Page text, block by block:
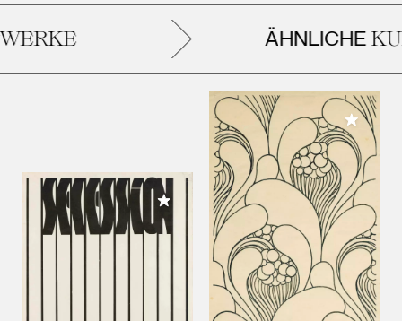
ÄHNLICHE
Meiner Sammlung hinzufügen
Meiner